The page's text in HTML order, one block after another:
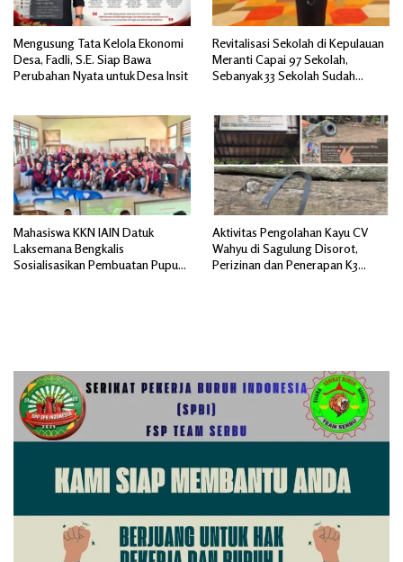
Mengusung Tata Kelola Ekonomi
Desa, Fadli, S.E. Siap Bawa
Perubahan Nyata untuk Desa Insit
Revitalisasi Sekolah di Kepulauan
Meranti Capai 97 Sekolah,
Sebanyak 33 Sekolah Sudah
Mahasiswa KKN IAIN Datuk
Laksemana Bengkalis
Sosialisasikan Pembuatan Pupuk
Aktivitas Pengolahan Kayu CV
Wahyu di Sagulung Disorot,
Perizinan dan Penerapan K3